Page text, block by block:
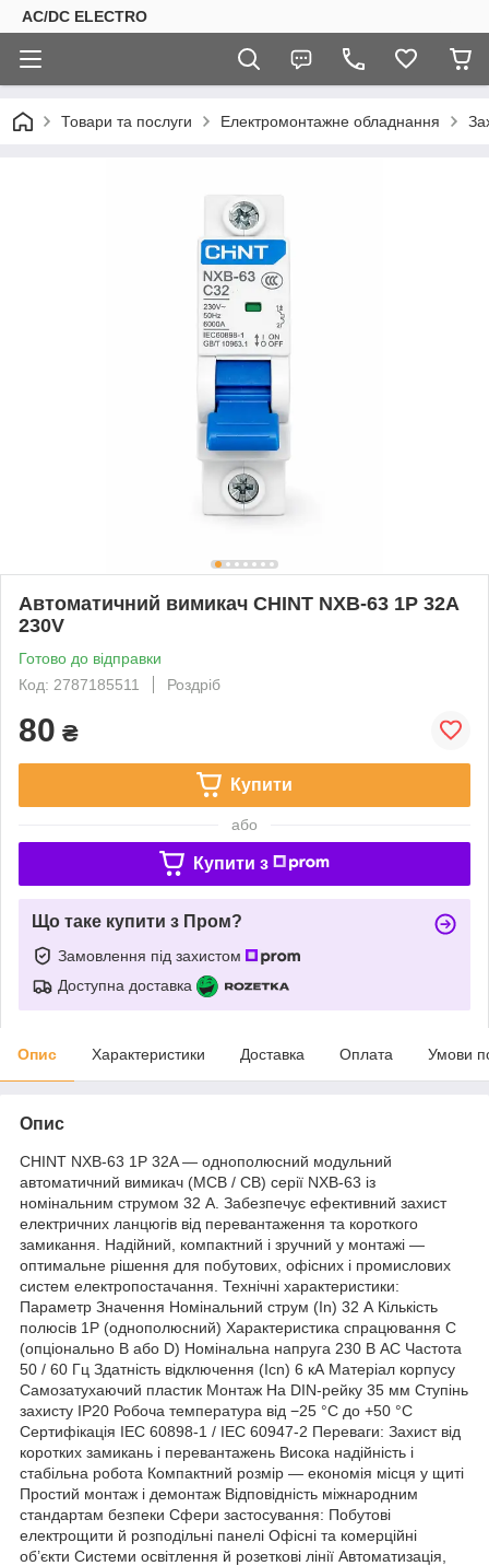
AC/DC ELECTRO
Товари та послуги Електромонтажне обладнання
Автоматичний вимикач CHINT NXB-63 1P 32A
230V
Готово до відправки
Код: 2787185511
Роздріб
80 ₴
Купити
або
Купити з
Що таке купити з Пром?
Замовлення під захистом
Доступна доставка
Опис Характеристики Доставка Оплата Умови
Опис
CHINT NXB-63 1P 32A — однополюсний модульний
автоматичний вимикач (MCB / CB) серії NXB-63 із
номінальним струмом 32 А. Забезпечує ефективний захист
електричних ланцюгів від перевантаження та короткого
замикання. Надійний, компактний і зручний у монтажі —
оптимальне рішення для побутових, офісних і промислових
систем електропостачання. Технічні характеристики:
Параметр Значення Номінальний струм (In) 32 А Кількість
полюсів 1P (однополюсний) Характеристика спрацювання C
(опціонально B або D) Номінальна напруга 230 В AC Частота
50 / 60 Гц Здатність відключення (Icn) 6 кА Матеріал корпусу
Самозатухаючий пластик Монтаж На DIN-рейку 35 мм Ступінь
захисту IP20 Робоча температура від −25 °C до +50 °C
Сертифікація IEC 60898-1 / IEC 60947-2 Переваги: Захист від
коротких замикань і перевантажень Висока надійність і
стабільна робота Компактний розмір — економія місця у щиті
Простий монтаж і демонтаж Відповідність міжнародним
стандартам безпеки Сфери застосування: Побутові
електрощити й розподільні панелі Офісні та комерційні
об’єкти Системи освітлення й розеткові лінії Автоматизація,